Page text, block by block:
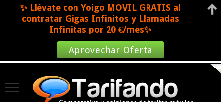
✨ Llévate con Yoigo MOVIL GRATIS al
contratar Gigas Infinitos y Llamadas
Infinitas por 20 €/mes✨
Aprovechar Oferta